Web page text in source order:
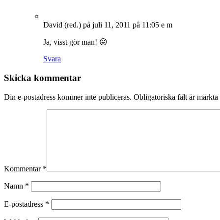
David (red.) på juli 11, 2011 på 11:05 e m
Ja, visst gör man! 😛
Svara
Skicka kommentar
Din e-postadress kommer inte publiceras. Obligatoriska fält är märkta
Kommentar *
Namn *
E-postadress *